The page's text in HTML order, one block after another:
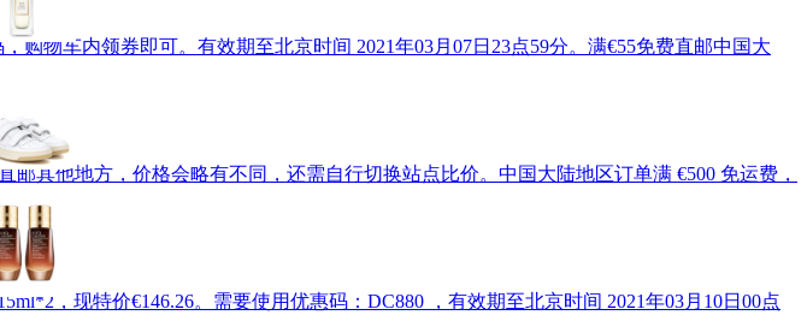
物车内领券即可。有效期至北京时间 2021年03月07日23点59分。满€55免费直邮中国大
邮其他地方，价格会略有不同，还需自行切换站点比价。中国大陆地区订单满 €500 免运费，
，现特价€146.26。需要使用优惠码：DC880 ，有效期至北京时间 2021年03月10日00点